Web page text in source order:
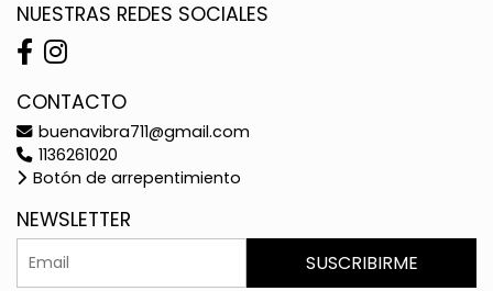
NUESTRAS REDES SOCIALES
CONTACTO
buenavibra711@gmail.com
1136261020
Botón de arrepentimiento
NEWSLETTER
SUSCRIBIRME